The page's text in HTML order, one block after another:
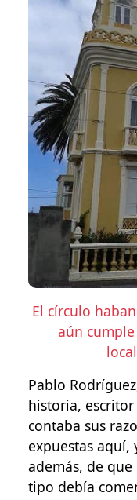
El círculo
aún
Pablo
historia,
contaba sus
expuestas aquí,
además, de
tipo debía